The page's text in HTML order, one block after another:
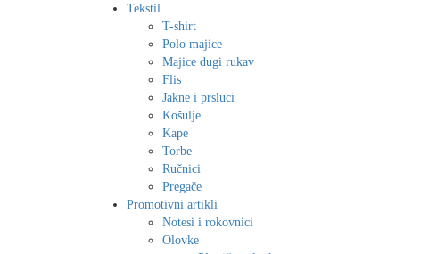
Tekstil
T-shirt
Polo majice
Majice dugi rukav
Flis
Jakne i prsluci
Košulje
Kape
Torbe
Ručnici
Pregače
Promotivni artikli
Notesi i rokovnici
Olovke